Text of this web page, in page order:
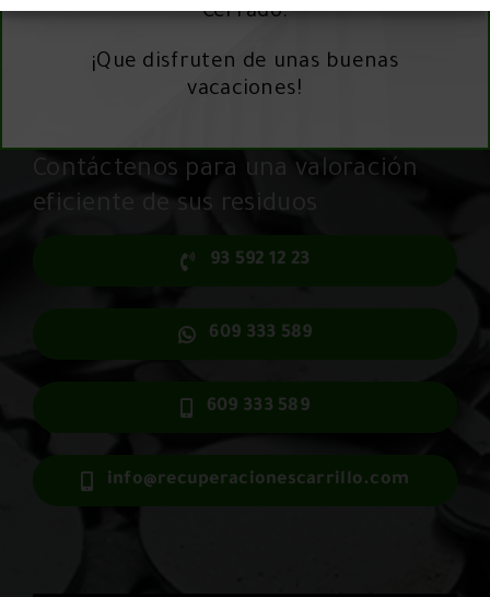
Contáctenos para una valoración
eficiente de sus residuos
93 592 12 23
609 333 589
609 333 589
info@recuperacionescarrillo.com
Cerrado.
¡Que disfruten de unas buenas
vacaciones!